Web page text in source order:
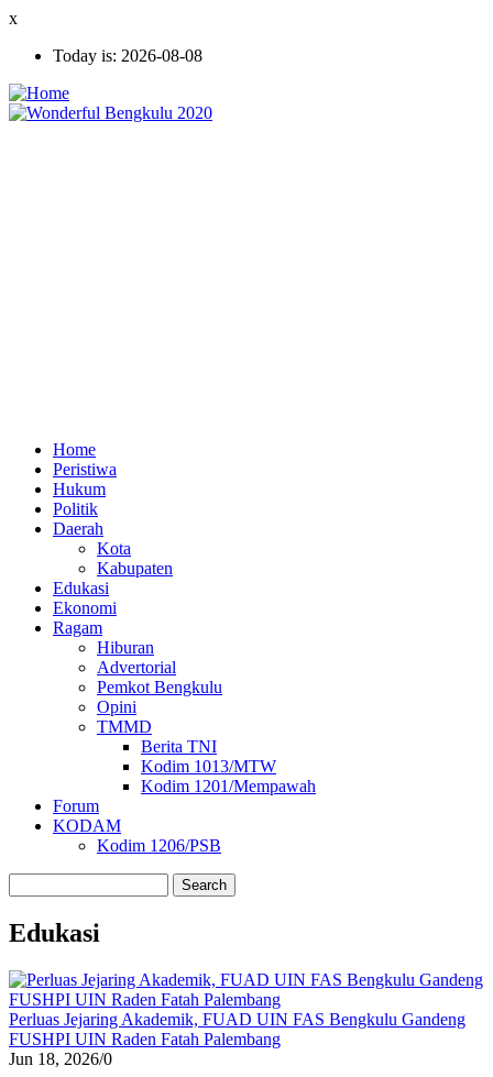
Skip
main
x
Today is: 2026-08-08
Ekonomi
Home
Peristiwa
Hukum
Politik
Daerah
Kota
Kabupaten
Edukasi
Ekonomi
Ragam
Hiburan
Advertorial
Pemkot Bengkulu
Opini
TMMD
Berita TNI
Kodim 1013/MTW
Kodim 1201/Mempawah
Forum
KODAM
Kodim 1206/PSB
Edukasi
Perluas Jejaring Akademik, FUAD UIN FAS Bengkulu Gandeng
FUSHPI UIN Raden Fatah Palembang
Jun 18, 2026/0